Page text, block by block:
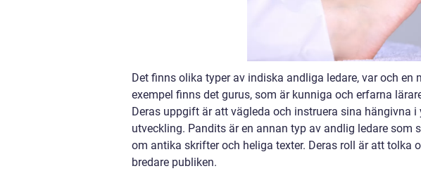
Det finns olika typer av indiska andliga ledare, var och en
exempel finns det gurus, som är kunniga och erfarna
Deras uppgift är att vägleda och instruera sina hängivna
utveckling. Pandits är en annan typ av andlig ledare som
om antika skrifter och heliga texter. Deras roll är att tolka
bredare publiken.